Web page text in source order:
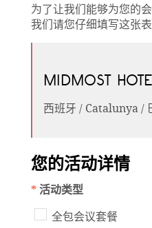
为了让我们能够为您的
我们请您仔细填写这张表
MIDMOST
西班牙 / Catalunya /
您的活动详情
*活动类型
全包会议套餐